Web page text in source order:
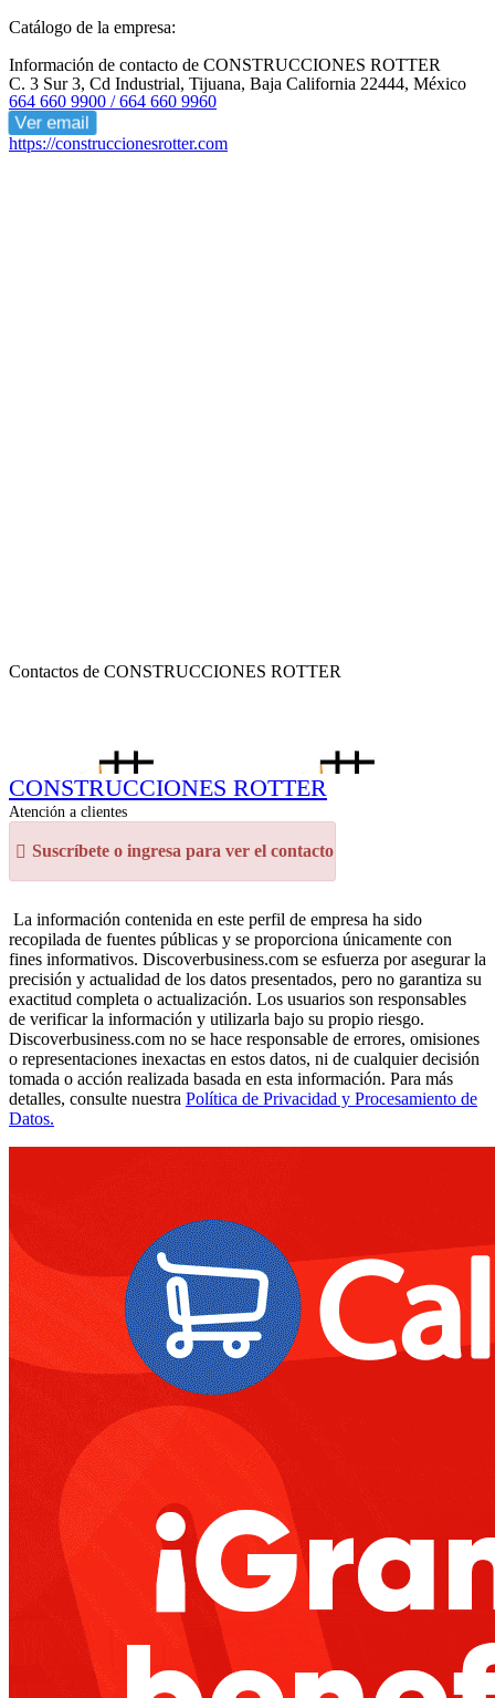
Catálogo de la empresa:
Información de contacto de CONSTRUCCIONES ROTTER
C. 3 Sur 3, Cd Industrial, Tijuana, Baja California 22444, México
664 660 9900 / 664 660 9960
Ver email
https://construccionesrotter.com
Contactos de CONSTRUCCIONES ROTTER
CONSTRUCCIONES ROTTER
Atención a clientes
Suscríbete o ingresa para ver el contacto
La información contenida en este perfil de empresa ha sido
recopilada de fuentes públicas y se proporciona únicamente con
fines informativos. Discoverbusiness.com se esfuerza por asegurar la
precisión y actualidad de los datos presentados, pero no garantiza su
exactitud completa o actualización. Los usuarios son responsables
de verificar la información y utilizarla bajo su propio riesgo.
Discoverbusiness.com no se hace responsable de errores, omisiones
o representaciones inexactas en estos datos, ni de cualquier decisión
tomada o acción realizada basada en esta información. Para más
detalles, consulte nuestra Política de Privacidad y Procesamiento de
Datos.